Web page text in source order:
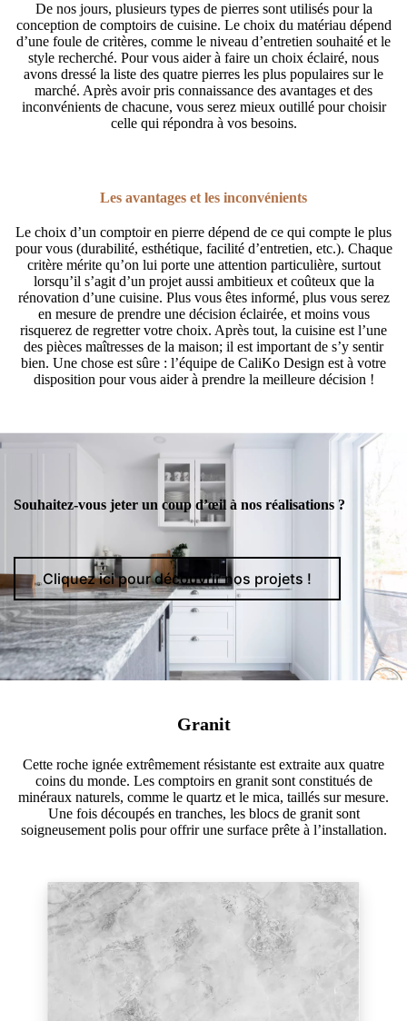
De nos jours, plusieurs types de pierres sont utilisés pour la
conception de comptoirs de cuisine. Le choix du matériau dépend
d’une foule de critères, comme le niveau d’entretien souhaité et le
style recherché. Pour vous aider à faire un choix éclairé, nous
avons dressé la liste des quatre pierres les plus populaires sur le
marché. Après avoir pris connaissance des avantages et des
inconvénients de chacune, vous serez mieux outillé pour choisir
celle qui répondra à vos besoins.
Les avantages et les inconvénients
Le choix d’un comptoir en pierre dépend de ce qui compte le plus
pour vous (durabilité, esthétique, facilité d’entretien, etc.). Chaque
critère mérite qu’on lui porte une attention particulière, surtout
lorsqu’il s’agit d’un projet aussi ambitieux et coûteux que la
rénovation d’une cuisine. Plus vous êtes informé, plus vous serez
en mesure de prendre une décision éclairée, et moins vous
risquerez de regretter votre choix. Après tout, la cuisine est l’une
des pièces maîtresses de la maison; il est important de s’y sentir
bien. Une chose est sûre : l’équipe de CaliKo Design est à votre
disposition pour vous aider à prendre la meilleure décision !
Souhaitez-vous jeter un coup d’œil à nos réalisations ?
Cliquez ici pour découvrir nos projets !
Granit
Cette roche ignée extrêmement résistante est extraite aux quatre
coins du monde. Les comptoirs en granit sont constitués de
minéraux naturels, comme le quartz et le mica, taillés sur mesure.
Une fois découpés en tranches, les blocs de granit sont
soigneusement polis pour offrir une surface prête à l’installation.